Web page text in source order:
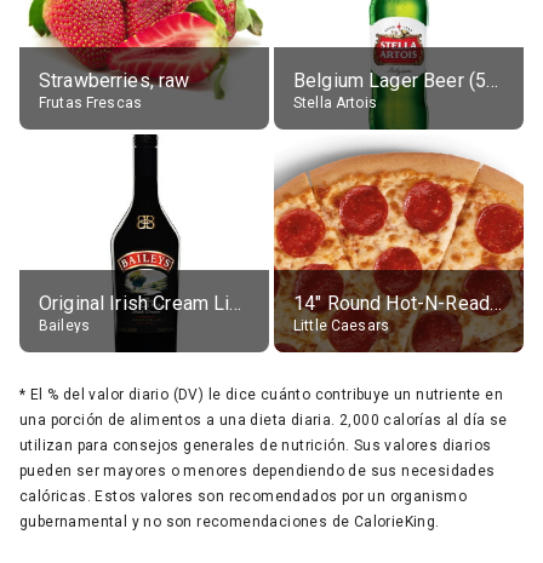
Strawberries, raw
Frutas Frescas
Belgium Lager Beer (5% alc.)
Stella Artois
Original Irish Cream Liqueur (17% alc.)
Baileys
14" Round Hot-N-Ready Pepperoni Pizza
Little Caesars
* El % del valor diario (DV) le dice cuánto contribuye un nutriente en
una porción de alimentos a una dieta diaria. 2,000 calorías al día se
utilizan para consejos generales de nutrición. Sus valores diarios
pueden ser mayores o menores dependiendo de sus necesidades
calóricas. Estos valores son recomendados por un organismo
gubernamental y no son recomendaciones de CalorieKing.